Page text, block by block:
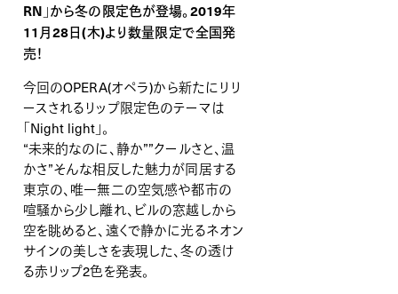
RN」から冬の限定色が登場。2019年
11月28日(木)より数量限定で全国発
売！
今回のOPERA(オペラ)から新たにリリ
ースされるリップ限定色のテーマは
「Night light」。
“未来的なのに、静か””クールさと、温
かさ”そんな相反した魅力が同居する
東京の、唯一無二の空気感や都市の
喧騒から少し離れ、ビルの窓越しから
空を眺めると、遠くで静かに光るネオン
サインの美しさを表現した、冬の透け
る赤リップ2色を発表。